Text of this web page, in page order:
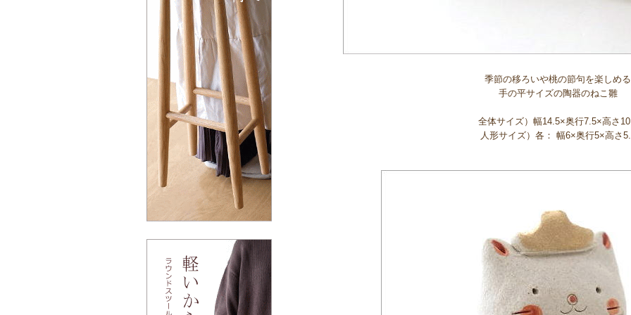
季節の移ろいや桃の節句を楽しめる
手の平サイズの陶器のねこ雛
全体サイズ）幅14.5×奥行7.5×高さ
人形サイズ）各： 幅6×奥行5×高さ